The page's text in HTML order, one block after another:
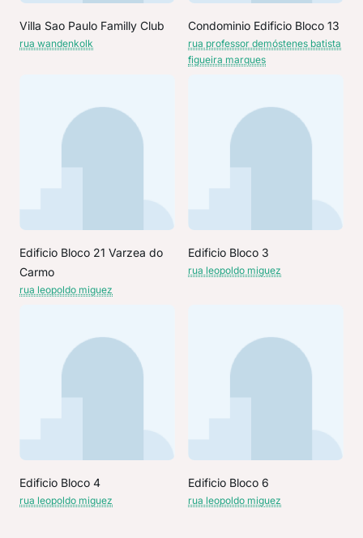
Villa Sao Paulo Familly Club
rua wandenkolk
Condominio Edificio Bloco 13
rua professor demóstenes batista
figueira marques
Edificio Bloco 21 Varzea do
Carmo
rua leopoldo miguez
Edificio Bloco 3
rua leopoldo miguez
Edificio Bloco 4
rua leopoldo miguez
Edificio Bloco 6
rua leopoldo miguez